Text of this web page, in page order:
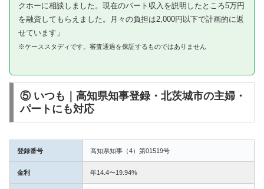
クホーに相談しました。現在のパート収入を説明したところ5万円
を融資してもらえました。月々の負担は2,000円以下で計画的に返
せています」
※ケーススタディです。審査通過を保証するものではありません
⑤ いつも｜高知県知事登録・北茨城市の主婦・
パートにも対応
登録番号 高知県知事（4）第01519号
金利 年14.4〜19.94%